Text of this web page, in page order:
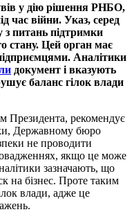
у дію рішення РНБО,
час війни. Указ, серед
з питань підтримки
стану. Цей орган має
Аналітики
документ і вказують
баланс гілок влади
Президента, рекомендує
Державному бюро
не проводити
якщо це може
зазначають, що
на бізнес. Проте таким
влади, адже це